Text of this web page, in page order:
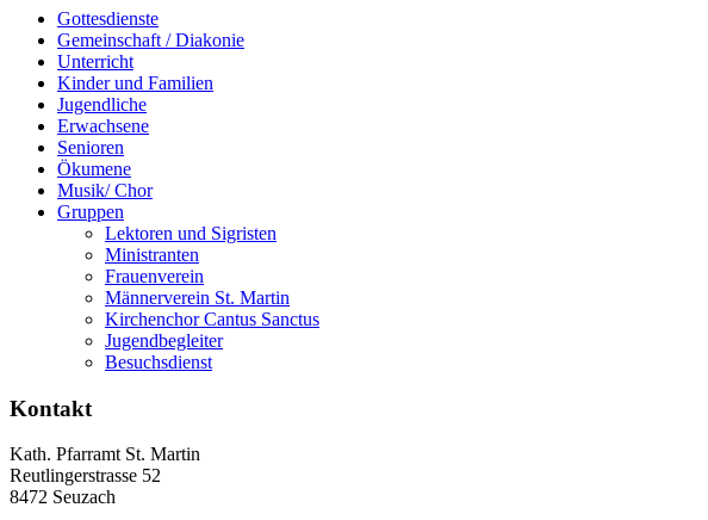
Zweit-
Sidebar
(Secondary)
Gottesdienste
Gemeinschaft / Diakonie
Unterricht
Kinder und Familien
Jugendliche
Erwachsene
Senioren
Ökumene
Musik/ Chor
Gruppen
Lektoren und Sigristen
Ministranten
Frauenverein
Männerverein St. Martin
Kirchenchor Cantus Sanctus
Jugendbegleiter
Besuchsdienst
Footer
Kontakt
Kath. Pfarramt St. Martin
Reutlingerstrasse 52
8472 Seuzach